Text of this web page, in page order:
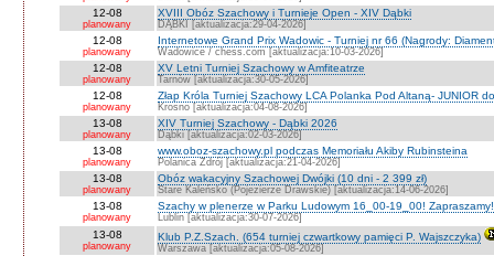
12-08
planowany
XVIII Obóz Szachowy i Turnieje Open - XIV Dąbki
DĄBKI [aktualizacja:29-04-2026]
12-08
planowany
Internetowe Grand Prix Wadowic - Turniej nr 66 (Nagrody:
Wadowice / chess.com [aktualizacja:10-03-2026]
12-08
planowany
XV Letni Turniej Szachowy w Amfiteatrze
Tarnów [aktualizacja:30-05-2026]
12-08
planowany
Złap Króla Turniej Szachowy LCA Polanka Pod Altaną- JUNIOR
Krosno [aktualizacja:04-08-2026]
13-08
planowany
XIV Turniej Szachowy - Dąbki 2026
Dąbki [aktualizacja:02-03-2026]
13-08
planowany
www.oboz-szachowy.pl podczas Memoriału Akiby Rubinsteina
Polanica Zdrój [aktualizacja:21-04-2026]
13-08
planowany
Obóz wakacyjny Szachowej Dwójki (10 dni - 2 399 zł)
Stare Kaleńsko (Pojezierze Drawskie) [aktualizacja:14-06-2026]
13-08
planowany
Szachy w plenerze w Parku Ludowym 16_00-19_00! Zapraszamy!
Lublin [aktualizacja:30-07-2026]
13-08
planowany
Klub P.Z.Szach. (654 turniej czwartkowy pamięci P. Wajszczyka)
Warszawa [aktualizacja:05-08-2026]